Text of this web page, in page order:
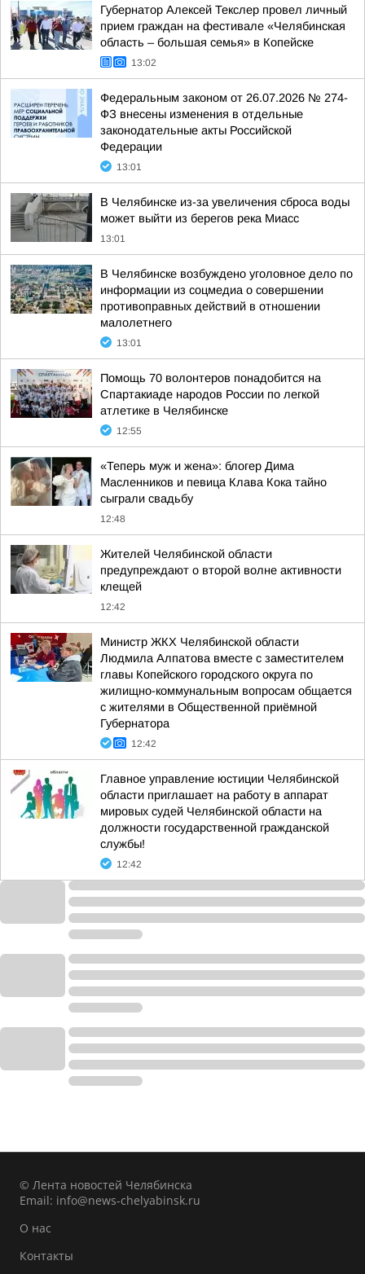
Губернатор Алексей Текслер провел личный
прием граждан на фестивале «Челябинская
область – большая семья» в Копейске
13:02
Федеральным законом от 26.07.2026 № 274-
ФЗ внесены изменения в отдельные
законодательные акты Российской
Федерации
13:01
В Челябинске из-за увеличения сброса воды
может выйти из берегов река Миасс
13:01
В Челябинске возбуждено уголовное дело по
информации из соцмедиа о совершении
противоправных действий в отношении
малолетнего
13:01
Помощь 70 волонтеров понадобится на
Спартакиаде народов России по легкой
атлетике в Челябинске
12:55
«Теперь муж и жена»: блогер Дима
Масленников и певица Клава Кока тайно
сыграли свадьбу
12:48
Жителей Челябинской области
предупреждают о второй волне активности
клещей
12:42
Министр ЖКХ Челябинской области
Людмила Алпатова вместе с заместителем
главы Копейского городского округа по
жилищно-коммунальным вопросам общается
с жителями в Общественной приёмной
Губернатора
12:42
Главное управление юстиции Челябинской
области приглашает на работу в аппарат
мировых судей Челябинской области на
должности государственной гражданской
службы!
12:42
© Лента новостей Челябинска
Email: info@news-chelyabinsk.ru
О нас
Контакты